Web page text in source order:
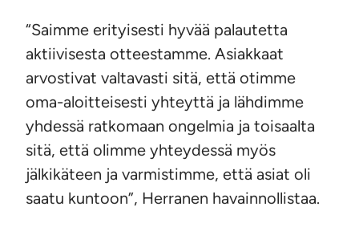
“Saimme erityisesti hyvää palautetta
aktiivisesta otteestamme. Asiakkaat
arvostivat valtavasti sitä, että otimme
oma-aloitteisesti yhteyttä ja lähdimme
yhdessä ratkomaan ongelmia ja toisaalta
sitä, että olimme yhteydessä myös
jälkikäteen ja varmistimme, että asiat oli
saatu kuntoon”, Herranen havainnollistaa.